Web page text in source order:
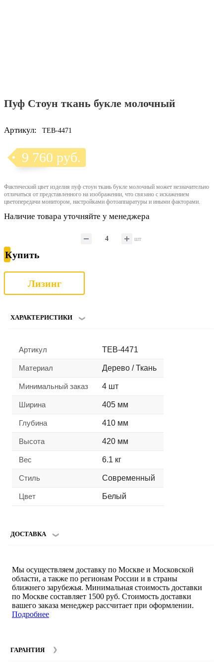
Пуф Стоун ткань букле молочный
Артикул: TEB-4471
9 760 руб.
Фактический цвет изделия пуф стоун ткань букле молочный может незначительно
отличаться от представленного на изображении, что связано с искажением
цветопередачи монитором, настройками фотоаппаратуры и иными факторами.
Наличие товара уточняйте у менеджера
шт
Купить
Лизинг
ХАРАКТЕРИСТИКИ
Артикул TEB-4471
Материал Дерево / Ткань
Минимальный заказ 4 шт
Ширина 405 мм
Глубина 410 мм
Высота 420 мм
Вес 6.1 кг
Стиль Современный
Цвет Белый
ДОСТАВКА
Мы осуществляем доставку по Москве и Московской
области, а также по регионам России и в страны
ближнего зарубежья. Минимальная стоимость доставки
по Москве составляет 1500 руб. Стоимость доставки
вашего заказа менеджер рассчитает при оформлении.
Подробнее
ГАРАНТИЯ